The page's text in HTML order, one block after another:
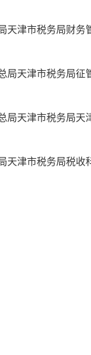
津市税务局财务
天津市税务局征
天津市税务局天
津市税务局税收